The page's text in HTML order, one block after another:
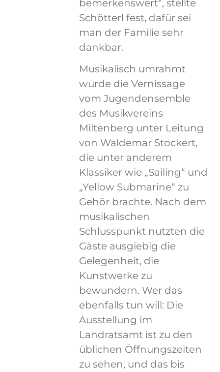
bemerkenswert“, stellte
Schötterl fest, dafür sei
man der Familie sehr
dankbar.
Musikalisch umrahmt
wurde die Vernissage
vom Jugendensemble
des Musikvereins
Miltenberg unter Leitung
von Waldemar Stockert,
die unter anderem
Klassiker wie „Sailing“ und
„Yellow Submarine“ zu
Gehör brachte. Nach dem
musikalischen
Schlusspunkt nutzten die
Gäste ausgiebig die
Gelegenheit, die
Kunstwerke zu
bewundern. Wer das
ebenfalls tun will: Die
Ausstellung im
Landratsamt ist zu den
üblichen Öffnungszeiten
zu sehen, und das bis